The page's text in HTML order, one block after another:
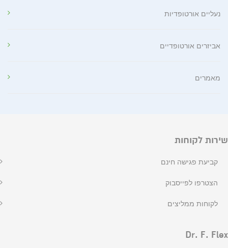
נעליים אורטופדיות
אביזרים אורטופדיים
מאמרים
שירות לקוחות
קביעת פגישה חינם
הצטרפו לפייסבוק
לקוחות ממליצים
Dr. F. Flex